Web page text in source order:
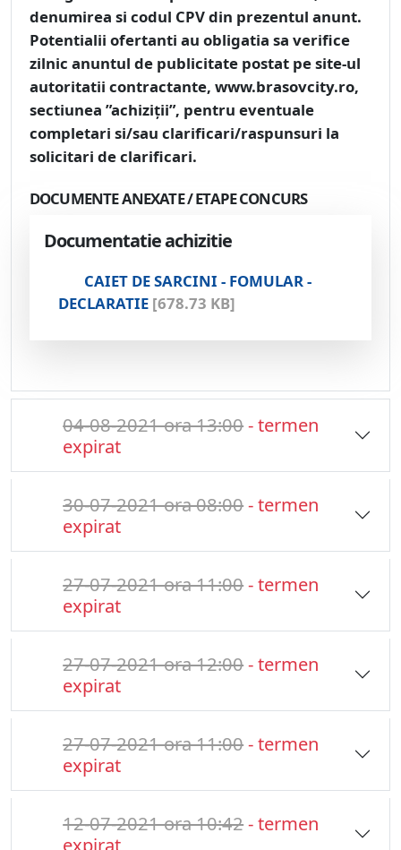
denumirea si codul CPV din prezentul anunt.
Potentialii ofertanti au obligatia sa verifice
zilnic anuntul de publicitate postat pe site-ul
autoritatii contractante, www.brasovcity.ro,
sectiunea ”achiziții”, pentru eventuale
completari si/sau clarificari/raspunsuri la
solicitari de clarificari.
DOCUMENTE ANEXATE / ETAPE CONCURS
Documentatie achizitie
CAIET DE SARCINI - FOMULAR -
DECLARATIE [678.73 KB]
04-08-2021 ora 13:00- termen
expirat
30-07-2021 ora 08:00- termen
expirat
27-07-2021 ora 11:00- termen
expirat
27-07-2021 ora 12:00- termen
expirat
27-07-2021 ora 11:00- termen
expirat
12-07-2021 ora 10:42- termen
expirat